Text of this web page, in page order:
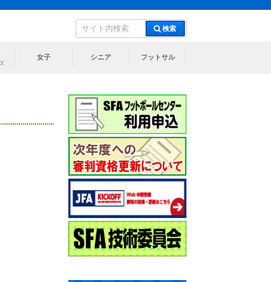
索:
検索
女子 シニア フットサル